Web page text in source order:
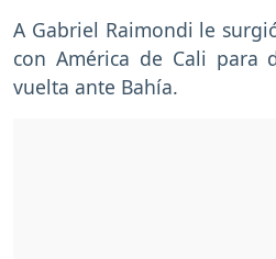
A Gabriel Raimondi le
con América de Cali para
vuelta ante Bahía.